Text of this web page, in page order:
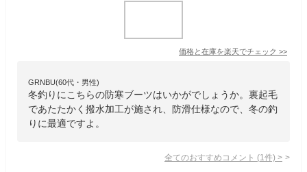
価格と在庫を楽天でチェック >>
GRNBU(60代・男性)
冬釣りにこちらの防寒ブーツはいかがでしょうか。裏起毛
であたたかく撥水加工が施され、防滑仕様なので、冬の釣
りに最適ですよ。
全てのおすすめコメント (1 件) >